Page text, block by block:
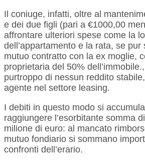
Il coniuge, infatti, oltre al
e dei due figli (pari a €1000,00
affrontare ulteriori spese come la
dell’appartamento e la rata, se pur
mutuo contratto con la ex moglie,
proprietaria del 50%
purtroppo di nessun reddito
agente nel settore leasing.
I debiti in questo modo si
raggiungere l’esorbitante somma
milione di euro: al mancato
mutuo fondiario si sommano
confronti dell’erario.